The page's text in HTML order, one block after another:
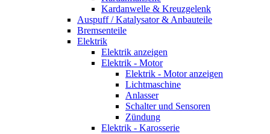
Kardanwelle & Kreuzgelenk
Auspuff / Katalysator & Anbauteile
Bremsenteile
Elektrik
Elektrik anzeigen
Elektrik - Motor
Elektrik - Motor anzeigen
Lichtmaschine
Anlasser
Schalter und Sensoren
Zündung
Elektrik - Karosserie